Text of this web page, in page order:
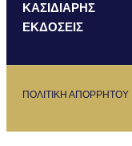
ΚΑΣΙΔΙΑΡΗΣ
ΕΚΔΟΣΕΙΣ
ΠΟΛΙΤΙΚΗ ΑΠΟΡΡΗΤΟΥ